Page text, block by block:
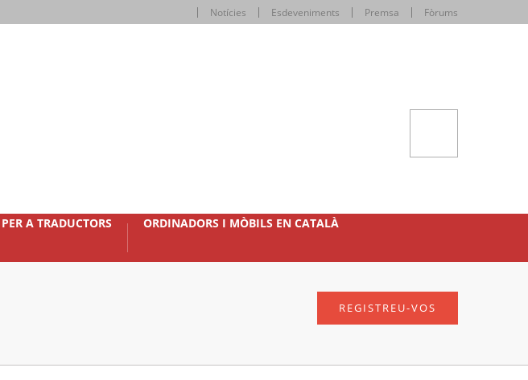
Notícies Esdeveniments Premsa Fòrums
A TRADUCTORS ORDINADORS I MÒBILS EN CATALÀ
REGISTREU-VOS